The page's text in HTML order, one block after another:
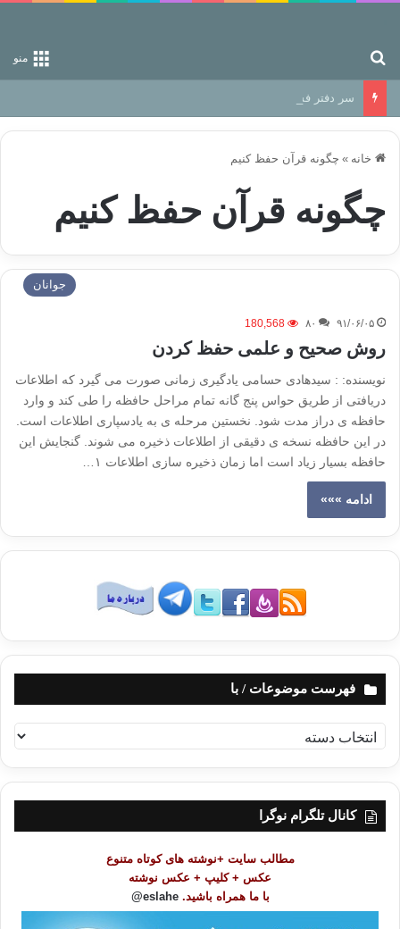
منو
سر دفتر فساد در زمین‌، دوری وکناره‌گیری از راه خداست‌!
خانه » چگونه قرآن حفظ کنیم
چگونه قرآن حفظ کنیم
جوانان
۹۱/۰۶/۰۵ ۸۰ 180,568
روش صحیح و علمی حفظ کردن
نویسنده: : سیدهادی حسامی یادگیری زمانی صورت می گیرد که اطلاعات
دریافتی از طریق حواس پنج گانه تمام مراحل حافظه را طی کند و وارد
حافظه ی دراز مدت شود. نخستین مرحله ی به یادسپاری اطلاعات است.
در این حافظه نسخه ی دقیقی از اطلاعات ذخیره می شوند. گنجایش این
حافظه بسیار زیاد است اما زمان ذخیره سازی اطلاعات ۱…
ادامه »»»
فهرست موضوعات / با
ه
ر
کانال تلگرام نوگرا
مطالب سایت +نوشته های کوتاه متنوع
عکس + کلیپ + عکس نوشته
با ما همراه باشید. eslahe@